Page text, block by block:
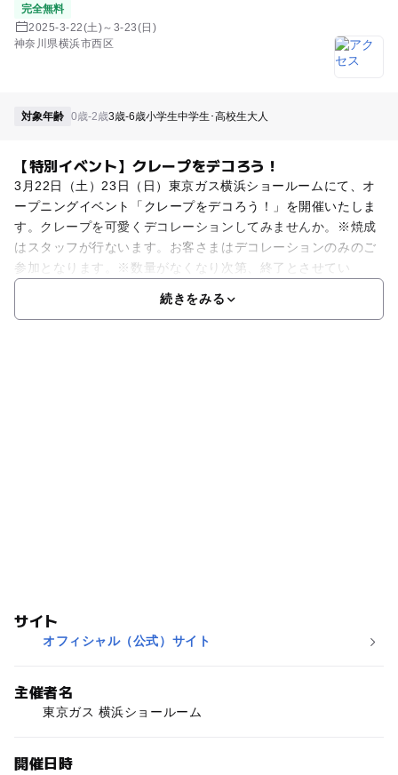
完全無料
2025-3-22(土)～3-23(日)
神奈川県横浜市西区
対象年齢 0歳-2歳3歳-6歳小学生中学生･高校生大人
【特別イベント】クレープをデコろう！
3月22日（土）23日（日）東京ガス横浜ショールームにて、オ
ープニングイベント「クレープをデコろう！」を開催いたしま
す。クレープを可愛くデコレーションしてみませんか。※焼成
はスタッフが行ないます。お客さまはデコレーションのみのご
参加となります。※数量がなくなり次第、終了とさせてい
続きをみる
サイト
オフィシャル（公式）サイト
主催者名
東京ガス 横浜ショールーム
開催日時